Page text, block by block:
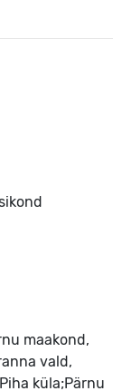
maakond,
vald,
küla;Pärnu